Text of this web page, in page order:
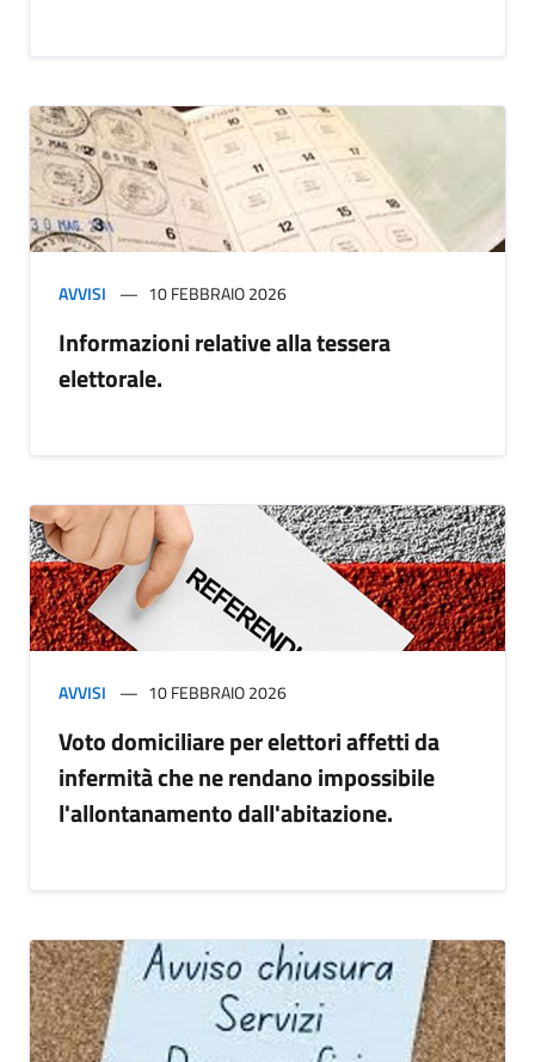
AVVISI 10 FEBBRAIO 2026
Informazioni relative alla tessera
elettorale.
AVVISI 10 FEBBRAIO 2026
Voto domiciliare per elettori affetti da
infermità che ne rendano impossibile
l'allontanamento dall'abitazione.